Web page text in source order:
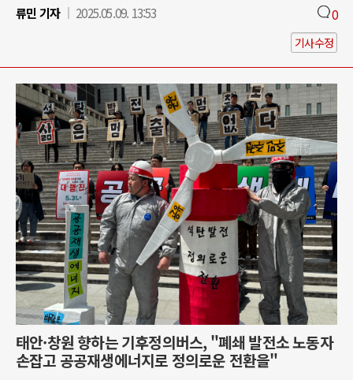
류민 기자
2025.05.09. 13:53 0
기사수정
태안·창원 향하는 기후정의버스, "폐쇄 발전소 노동자
손잡고 공공재생에너지로 정의로운 전환을"